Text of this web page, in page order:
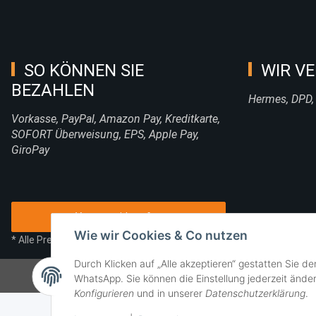
Wie wir Cookies & Co nutzen
Durch Klicken auf „Alle akzeptieren“ gestatten Sie
WhatsApp. Sie können die Einstellung jederzeit
Konfigurieren und in unserer Datenschutzerklärung.
SO KÖNNEN SIE
BEZAHLEN
Vorkasse, PayPal, Amazon Pay, Kreditkarte,
SOFORT Überweisung, EPS, Apple Pay,
GiroPay
WIR
Hermes,
Vertrag widerrufen
* Alle Preise inkl. gesetzlicher USt., zzgl.Versand